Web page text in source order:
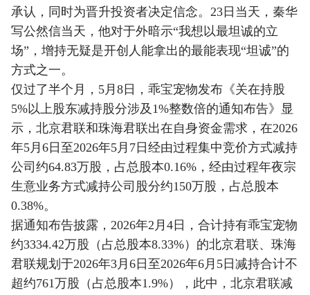
承认，同时为晋升投资者决定信念。23日当天，秦华
写公然信当天，他对于外暗示“我想以最坦诚的立
场”，增持无疑是开创人能拿出的最能表现“坦诚”的
方式之一。
仅过了半个月，5月8日，乖宝宠物发布《关在持股
5%以上股东减持股分涉及1%整数倍的通知布告》显
示，北京君联和珠海君联出在自身资金需求，在2026
年5月6日至2026年5月7日经由过程集中竞价方式减持
公司约64.83万股，占总股本0.16%，经由过程年夜宗
生意业务方式减持公司股分约150万股，占总股本
0.38%。
据通知布告披露，2026年2月4日，合计持有乖宝宠物
约3334.42万股（占总股本8.33%）的北京君联、珠海
君联规划于2026年3月6日至2026年6月5日减持合计不
超约761万股（占总股本1.9%），此中，北京君联减